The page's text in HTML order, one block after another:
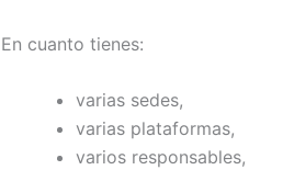
En cuanto tienes:
varias sedes,
varias plataformas,
varios responsables,